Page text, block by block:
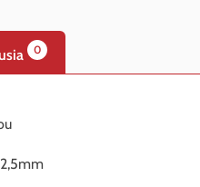
0